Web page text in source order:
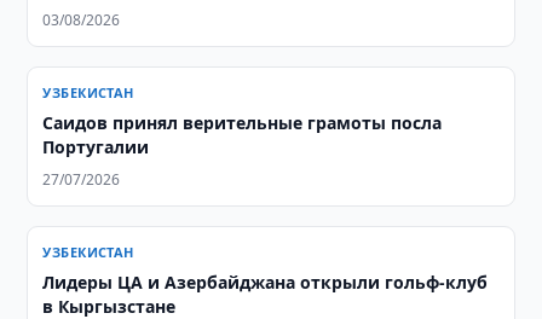
03/08/2026
УЗБЕКИСТАН
Саидов принял верительные грамоты посла
Португалии
27/07/2026
УЗБЕКИСТАН
Лидеры ЦА и Азербайджана открыли гольф-клуб
в Кыргызстане